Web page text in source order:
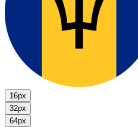
16px
32px
64px